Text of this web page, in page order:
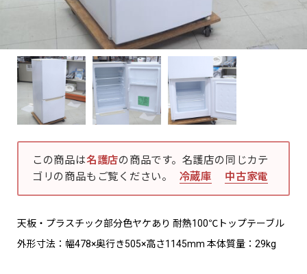
この商品は名護店の商品です。名護店の同じカテ
ゴリの商品もご覧ください。
冷蔵庫 中古家電
天板・プラスチック部分色ヤケあり 耐熱100℃トップテーブル
外形寸法：幅478×奥行き505×高さ1145mm 本体質量：29kg